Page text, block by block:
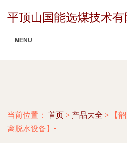
平顶山国能选煤技术有
MENU
当前位置： 首页 > 产品大全 >
【
离脱水设备】-